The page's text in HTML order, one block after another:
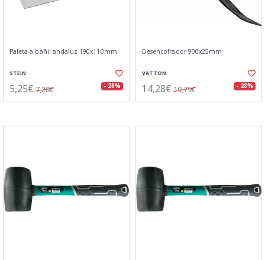
Paleta albañil andaluz 190x110mm
STEIN
5,25€ 7,28€ - 28%
Desencofrador 900x25mm
VATTON
14,28€ 19,79€ - 28%